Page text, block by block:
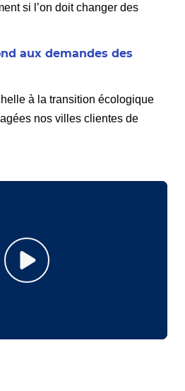
si l’on doit changer des
aux demandes des
à la transition écologique
nos villes clientes de